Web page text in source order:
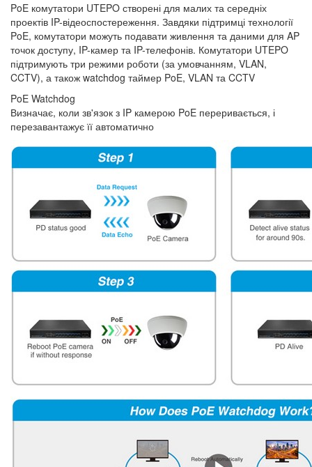
PoE комутатори UTEPO створені для малих та середніх
проектів IP-відеоспостереження. Завдяки підтримці технології
PoE, комутатори можуть подавати живлення та даними для AP
точок доступу, IP-камер та IP-телефонів. Комутатори UTEPO
підтримують три режими роботи (за умовчанням, VLAN,
CCTV), а також watchdog таймер PoE, VLAN та CCTV
PoE Watchdog
Визначає, коли зв'язок з IP камерою PoE переривається, і
перезавантажує її автоматично